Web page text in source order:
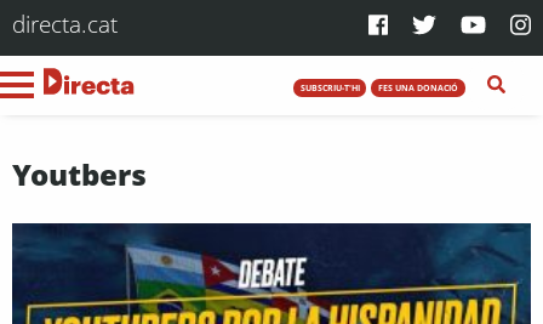
directa.cat
SUBSCRIU-T'HI FES UNA DONACIÓ
Youtbers